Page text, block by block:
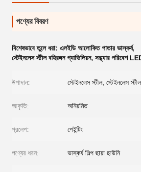
পণ্যের বিবরণ
বিশেষভাবে তুলে ধরা: এলইডি আলোকিত পাতার ভাস্কর্য,
স্টেইনলেস স্টীল বহিরঙ্গন প্যাভিলিয়ন, সন্ধ্যার পরিবেশ
উপাদান: স্টেইনলেস স্টীল, স্টেইনলেস স্টীল
আকৃতি: অনিয়মিত
প্রলেপ: পেইন্টিং
পণ্যের ধরন: ভাস্কর্য শিল্প ছায়া ছাউনি